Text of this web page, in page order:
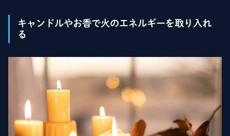
キャンドルやお香で火のエネルギーを取り入れ
る